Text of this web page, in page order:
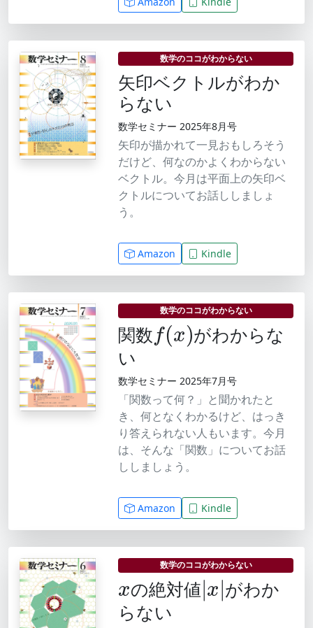
数学のココがわからない
矢印ベクトルがわか
らない
数学セミナー 2025年8月号
矢印が描かれて一見おもしろそう
だけど、何なのかよくわからない
ベクトル。今月は平面上の矢印ベ
クトルについてお話ししましょ
う。
Amazon Kindle
数学のココがわからない
関数
f(x)
がわからな
い
数学セミナー 2025年7月号
「関数って何？」と聞かれたと
き、何となくわかるけど、はっき
り答えられない人もいます。今月
は、そんな「関数」についてお話
ししましょう。
Amazon Kindle
数学のココがわからない
x
の絶対値
|x|
がわか
らない